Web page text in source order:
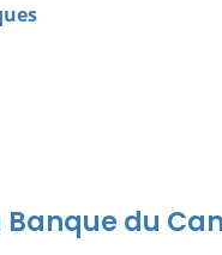
du